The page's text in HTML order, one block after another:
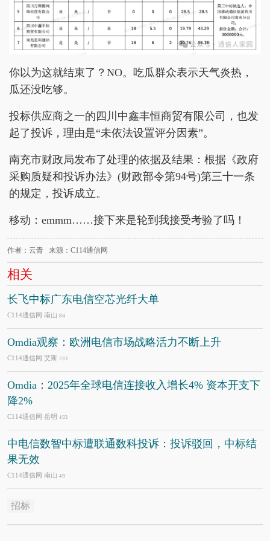
你以为这就结束了？NO。吃瓜群众表示天气炎热，
瓜还没吃够。
投标供应商之一的四川中鑫丰恒商贸有限公司，也发
起了投诉，理由是“未依法设置评分因素”。
南充市财政局发布了处理的依据及结果：根据《政府
采购质疑和投诉办法》(财政部令第94号)第三十一条
的规定，投诉成立。
移动：emmm……接下来是轮到我接受考验了吗！
作者：云青 来源：C114通信网
相关
长飞中标广东电信空芯光纤大单
C114通信网 南山 8/4
Omdia观察：欧洲电信市场战略活力不断上升
C114通信网 艾斯 7/13
Omdia：2025年全球电信连接收入增长4% 资本开支下
降2%
C114通信网 岳明 4/23
中电信数智中标遭联通数科投诉：投诉驳回，中标结
果无效
C114通信网 南山 4/9
招标